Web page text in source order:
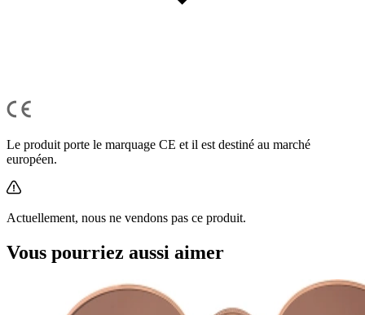
Le produit porte le marquage CE et il est destiné au marché
européen.
Actuellement, nous ne vendons pas ce produit.
Vous pourriez aussi aimer